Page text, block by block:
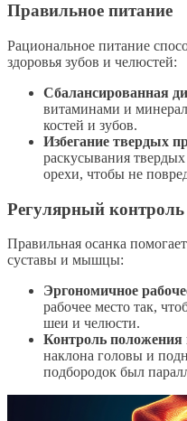
Правильное питание
Рациональное питание
здоровья зубов и челюстей:
Сбалансированная
витаминами и
костей и зубов.
Избегание твердых
раскусывания
орехи, чтобы не
Регулярный контроль
Правильная осанка
суставы и мышцы:
Эргономичное
рабочее место так,
шеи и челюсти.
Контроль положения
наклона головы и
подбородок был